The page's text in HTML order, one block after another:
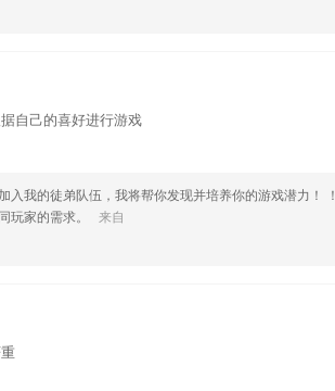
自己的喜好进行游戏
入我的徒弟队伍，我将帮你发现并培养你的游戏潜力！ ！
玩家的需求。
来自